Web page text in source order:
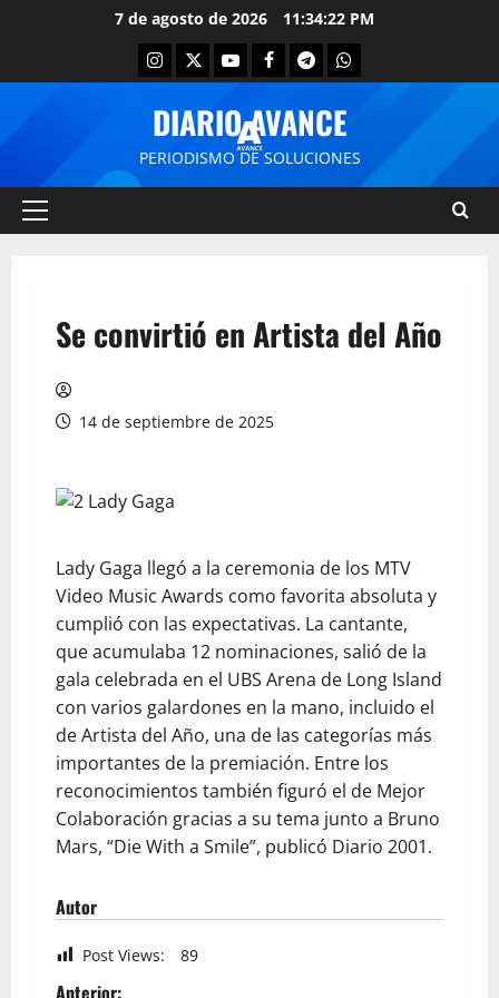
7 de agosto de 2026 11:34:22 PM
DIARIO AVANCE
PERIODISMO DE SOLUCIONES
Se convirtió en Artista del Año
14 de septiembre de 2025
Lady Gaga llegó a la ceremonia de los MTV
Video Music Awards como favorita absoluta y
cumplió con las expectativas. La cantante,
que acumulaba 12 nominaciones, salió de la
gala celebrada en el UBS Arena de Long Island
con varios galardones en la mano, incluido el
de Artista del Año, una de las categorías más
importantes de la premiación. Entre los
reconocimientos también figuró el de Mejor
Colaboración gracias a su tema junto a Bruno
Mars, “Die With a Smile”, publicó Diario 2001.
Autor
Post Views: 89